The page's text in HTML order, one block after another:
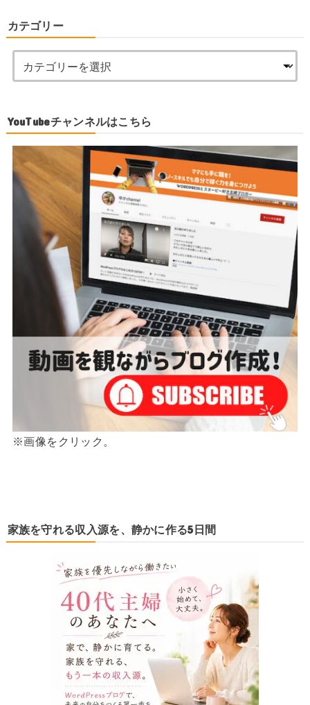
カテゴリー
YouTubeチャンネルはこちら
※画像をクリック。
家族を守れる収入源を、静かに作る5日間